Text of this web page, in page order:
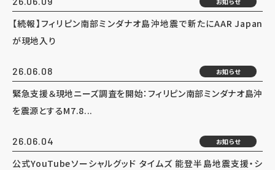
【続報】フィリピン南部ミンダナオ島沖地震で新たにAAR Japan
が現地入り
26.06.08 お知らせ
緊急支援＆現地ニーズ調査を開始：フィリピン南部ミンダナオ島沖
を震源とするM7.8...
26.06.04 お知らせ
公式YouTubeソーシャルグッド タイムズ 能登半島地震支援・シ